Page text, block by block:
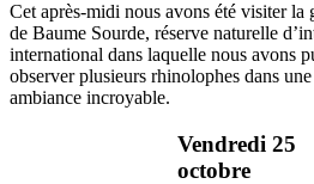
Cet après-midi nous avons été visiter la
de Baume Sourde, réserve naturelle
international dans laquelle nous avons
observer plusieurs rhinolophes dans une
ambiance incroyable.
Vendredi 25
octobre